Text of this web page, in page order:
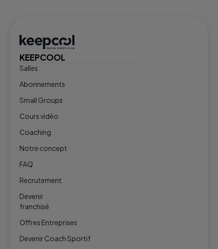
KEEPCOOL
Salles
Abonnements
Small Groups
Cours vidéo
Coaching
Notre concept
FAQ
Recrutement
Devenir
franchisé
Offres Entreprises
Devenir Coach Sportif